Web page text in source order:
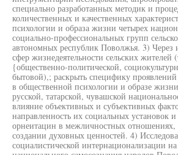
специально разработанных методик и
количественных и качественных
психологии и образа жизни четырех
социально-профессиональных групп
автономных республик Поволжья. 3) Через
сфер жизнедеятельности сельских жителей
{общественно-политической,
бытовой),; раскрыть специфику
в общественной психологии и образе
русской, татарской, чувашской
влияние объективных и субъективных
направленность их социальных установок
орнеитацин в межличностных отношениях,
создании духовных ценностей. 4)
социалистической интернационализации на